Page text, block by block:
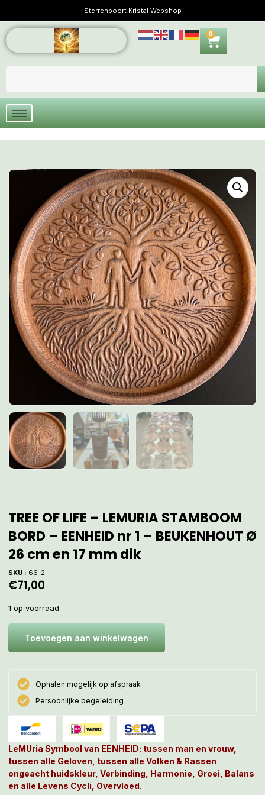
Sterrenpoort Kristal Webshop
0
TREE OF LIFE – LEMURIA STAMBOOM
BORD – EENHEID nr 1 – BEUKENHOUT Ø
26 cm en 17 mm dik
SKU : 66-2
€71,00
1 op voorraad
Toevoegen aan winkelwagen
Ophalen mogelijk op afspraak
Persoonlijke begeleiding
LeMUria Symbool van EENHEID: tussen man en vrouw,
tussen alle Geloven, tussen alle Volken & Rassen
ongeacht huidskleur, Verbinding, Harmonie, Groei, Balans
en alle Levens Cycli, Overvloed.